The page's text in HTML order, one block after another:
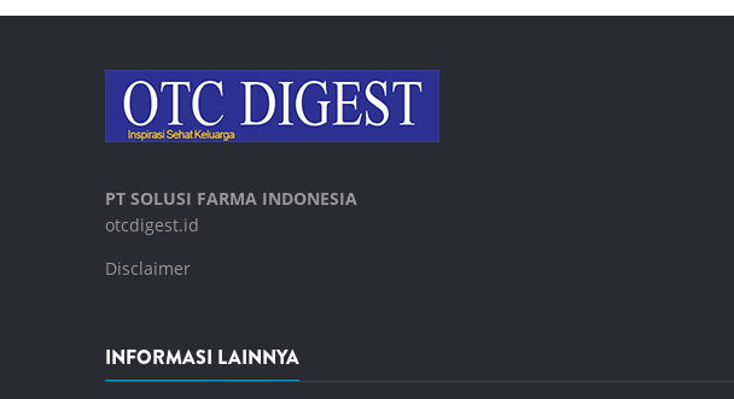
PT SOLUSI FARMA INDONESIA
otcdigest.id
Disclaimer
INFORMASI LAINNYA